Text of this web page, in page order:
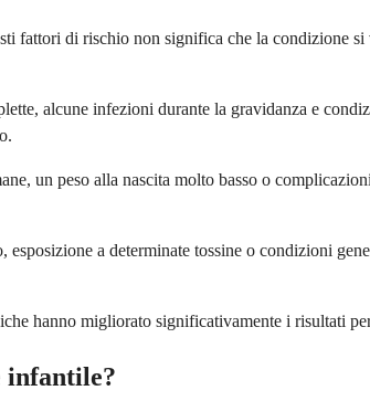
fattori di rischio non significa che la condizione
alcune infezioni durante la gravidanza e
un peso alla nascita molto basso o
a determinate tossine o condizioni
hanno migliorato significativamente i risultati
infantile?